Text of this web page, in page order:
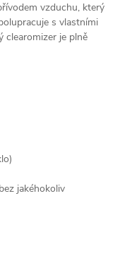
vzduchu, který
s vlastními
clearomizer je plně
jakéhokoliv